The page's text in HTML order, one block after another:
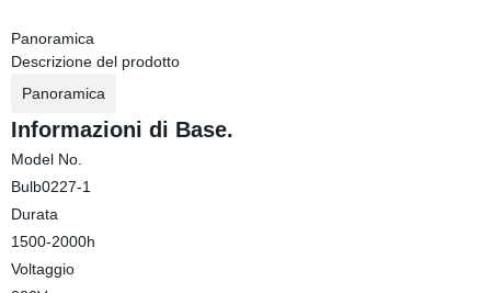
Panoramica
Descrizione del prodotto
Panoramica
Informazioni di Base.
Model No.
Bulb0227-1
Durata
1500-2000h
Voltaggio